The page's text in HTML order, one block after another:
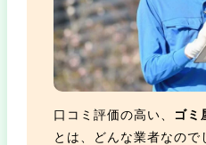
口コミ評価の高い、
ゴミ
とは、どんな業者なので